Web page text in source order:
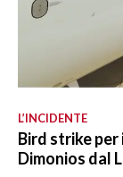
L’INCIDENTE
Bird strike
Dimonios dal